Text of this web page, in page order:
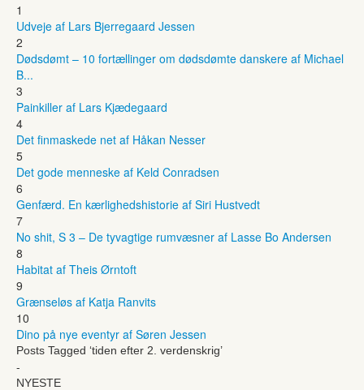
1
Udveje af Lars Bjerregaard Jessen
2
Dødsdømt – 10 fortællinger om dødsdømte danskere af Michael
B...
3
Painkiller af Lars Kjædegaard
4
Det finmaskede net af Håkan Nesser
5
Det gode menneske af Keld Conradsen
6
Genfærd. En kærlighedshistorie af Siri Hustvedt
7
No shit, S 3 – De tyvagtige rumvæsner af Lasse Bo Andersen
8
Habitat af Theis Ørntoft
9
Grænseløs af Katja Ranvits
10
Dino på nye eventyr af Søren Jessen
Posts Tagged ‘tiden efter 2. verdenskrig’
-
NYESTE